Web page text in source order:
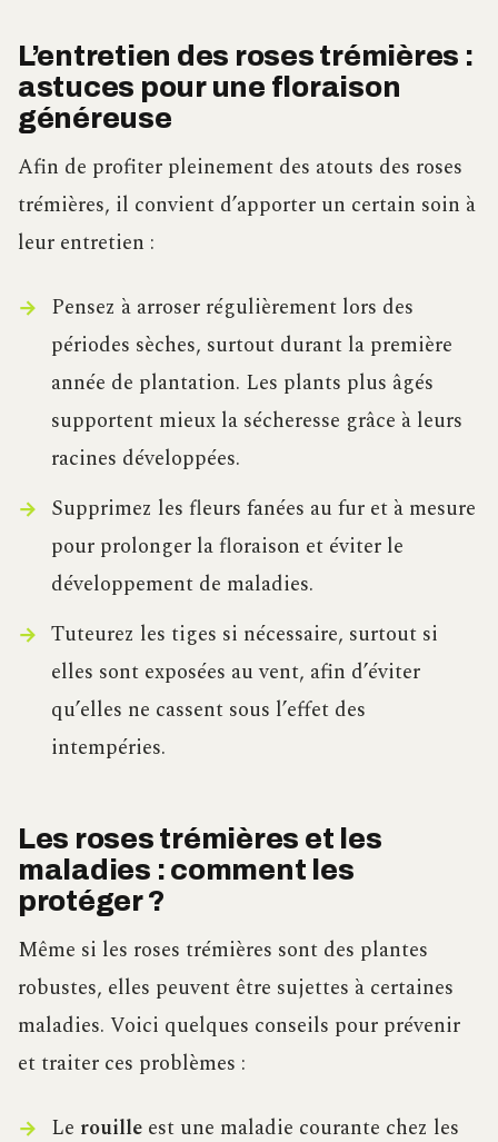
L’entretien des roses trémières :
astuces pour une floraison
généreuse
Afin de profiter pleinement des atouts des roses
trémières, il convient d’apporter un certain soin à
leur entretien :
Pensez à arroser régulièrement lors des
périodes sèches, surtout durant la première
année de plantation. Les plants plus âgés
supportent mieux la sécheresse grâce à leurs
racines développées.
Supprimez les fleurs fanées au fur et à mesure
pour prolonger la floraison et éviter le
développement de maladies.
Tuteurez les tiges si nécessaire, surtout si
elles sont exposées au vent, afin d’éviter
qu’elles ne cassent sous l’effet des
intempéries.
Les roses trémières et les
maladies : comment les
protéger ?
Même si les roses trémières sont des plantes
robustes, elles peuvent être sujettes à certaines
maladies. Voici quelques conseils pour prévenir
et traiter ces problèmes :
Le rouilleest une maladie courante chez les